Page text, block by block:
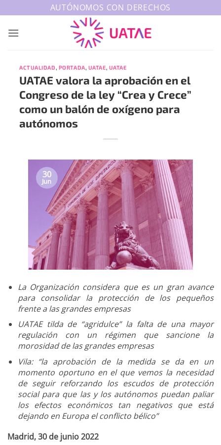
al
AUTÓNOMOS CON DERECHOS
ACTUALIDAD, PORTADA, UATAE, UATAE
UATAE valora la aprobación en el
Congreso de la ley “Crea y Crece”
como un balón de oxígeno para
autónomos
30
Jun
La Organización considera que es un gran avance
para consolidar la protección de los pequeños
frente a las grandes empresas
UATAE tilda de “agridulce” la falta de una mayor
regulación con un régimen que sancione la
morosidad de las grandes empresas
Vila: “la aprobación de la medida se da en un
momento oportuno en el que vemos la necesidad
de seguir reforzando los escudos de protección
social para que las y los autónomos puedan paliar
los efectos económicos tan negativos que está
dejando en Europa el conflicto bélico”
Madrid, 30 de junio 2022